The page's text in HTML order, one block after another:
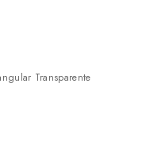
Transparente